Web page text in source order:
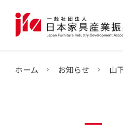
ホーム お知らせ 山